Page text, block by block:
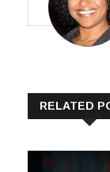
RELATED